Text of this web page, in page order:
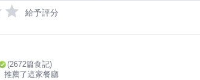
給予評分
(2672篇食記)
推薦了這家餐廳